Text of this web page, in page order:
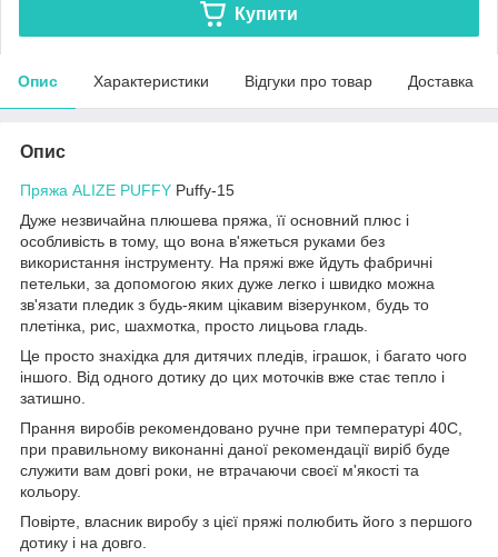
Купити
Опис Характеристики Відгуки про товар Доставка
Опис
Пряжа ALIZE PUFFY Puffy-15
Дуже незвичайна плюшева пряжа, її основний плюс і
особливість в тому, що вона в'яжеться руками без
використання інструменту. На пряжі вже йдуть фабричні
петельки, за допомогою яких дуже легко і швидко можна
зв'язати пледик з будь-яким цікавим візерунком, будь то
плетінка, рис, шахмотка, просто лицьова гладь.
Це просто знахідка для дитячих пледів, іграшок, і багато чого
іншого. Від одного дотику до цих моточків вже стає тепло і
затишно.
Прання виробів рекомендовано ручне при температурі 40С,
при правильному виконанні даної рекомендації виріб буде
служити вам довгі роки, не втрачаючи своєї м'якості та
кольору.
Повірте, власник виробу з цієї пряжі полюбить його з першого
дотику і на довго.